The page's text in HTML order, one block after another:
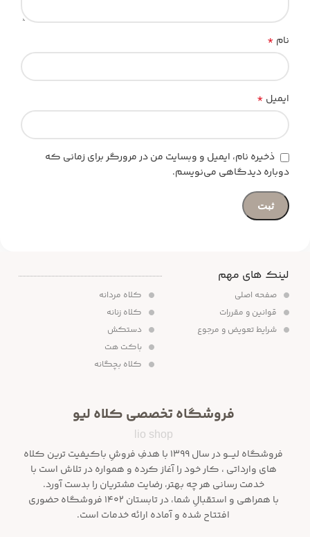
نام *
ایمیل *
ذخیره نام، ایمیل و وبسایت من در مرورگر برای زمانی که
دوباره دیدگاهی می‌نویسم.
لینک های مهم
صفحه اصلی
قوانین و مقررات
شرایط تعویض و مرجوع
کلاه مردانه
کلاه زنانه
دستکش
باکت هت
کلاه بچگانه
فروشگاه تخصصی کلاه لیو
lio shop
فروشگاه لیـــو در سال ۱۳۹۹ با هدفِ فروشِ باکیفیت ترین کلاه
های وارداتی ، کار خود را آغاز کرده و همواره در تلاش است با
خدمت رسانی هر چه بهتر، رضایت مشتریان را بدست آورد.
با همراهی و استقبالِ شما، در تابستان ۱۴۰۲ فروشگاه حضوری
افتتاح شده و آماده ارائه خدمات است.